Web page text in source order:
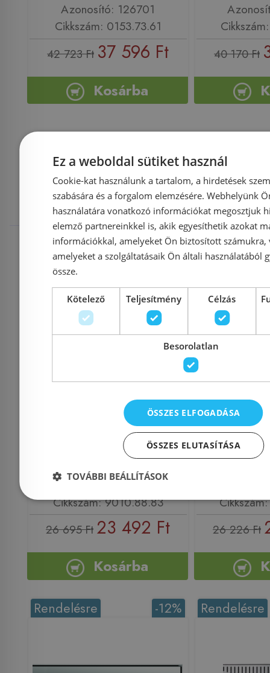
Azonosító: 126701
Cikkszám: 0153.73.61
42 723 Ft 37 596 Ft
Kosárba
40 170 Ft
Mások
megnézték
-12%
Raktáron
burkolható rács 785 mm
(9010.88.83)
Azonosító: 126663
Cikkszám: 9010.88.83
26 695 Ft 23 492 Ft
Kosárba
Rendelésre
26 226 Ft
-12%
Rendelésre Rendelésre
Ez a weboldal sütiket használ
Cookie-kat használunk a tartalom, a hirdetések
szabására és a forgalom elemzésére. Webhelyünk
használatára vonatkozó információkat megosztjuk
elemző partnereinkkel is, akik egyesíthetik azokat
információkkal, amelyeket Ön biztosított számukra,
amelyeket a szolgáltatásaik Ön általi használatából
össze.
Kötelező Teljesítmény Célzás
Besorolatlan
ÖSSZES ELFOGADÁSA
ÖSSZES ELUTASÍTÁSA
TOVÁBBI BEÁLLÍTÁSOK